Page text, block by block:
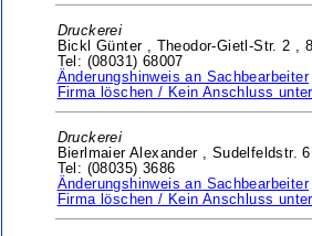
Druckerei
Bickl Günter ,
Theodor-Gietl-Str. 2 ,
Tel: (08031) 68007
Änderungshinweis an Sachbearbeiter
Firma löschen / Kein Anschluss
Druckerei
Bierlmaier Alexander , Sudelfeldstr.
Tel: (08035) 3686
Änderungshinweis an Sachbearbeiter
Firma löschen / Kein Anschluss